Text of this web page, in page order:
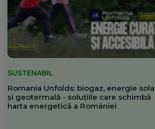
SUSTENABIL
Romania Unfolds: biogaz, energie
și geotermală - soluțiile care schimbă
harta energetică a României